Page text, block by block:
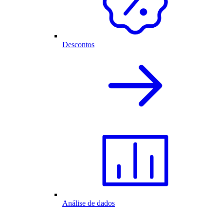
Descontos
Análise de dados